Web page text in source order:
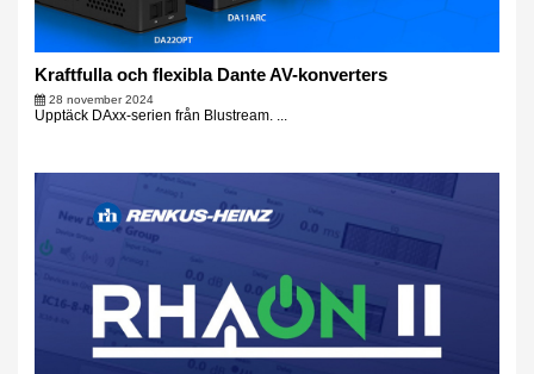
Kraftfulla och flexibla Dante AV-konverters
28 november 2024
Upptäck DAxx-serien från Blustream. ...